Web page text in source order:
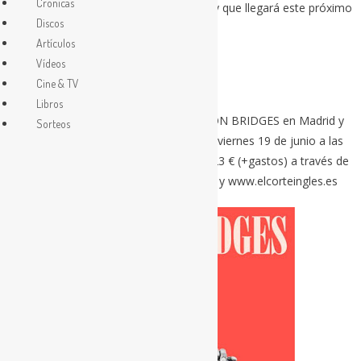
senda abierta con sus primeros singles y que llegará este próximo
30 de junio.
19 septiembre – La Riviera – Madrid
20 septiembre – Bikini – Barcelona
Las entradas para los conciertos de LEON BRIDGES en Madrid y
Barcelona saldrán a la venta el próximo viernes 19 de junio a las
10:00h y podrán adquirirse al precio de 23 € (+gastos) a través de
www.livenation.es, www.ticketmaster.es y www.elcorteingles.es
Crónicas
Discos
Artículos
Vídeos
Cine & TV
Libros
Sorteos